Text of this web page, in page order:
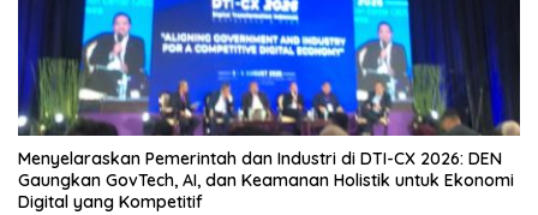
Menyelaraskan Pemerintah dan Industri di DTI-CX 2026: DEN
Gaungkan GovTech, AI, dan Keamanan Holistik untuk Ekonomi
Digital yang Kompetitif